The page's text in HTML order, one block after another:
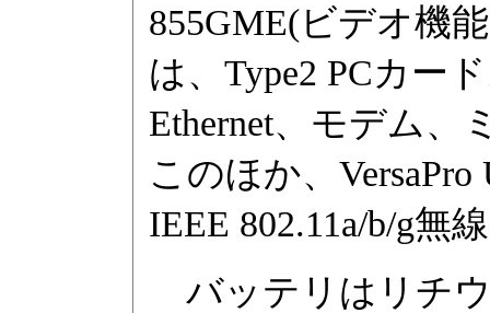
855GME(ビデオ機
は、Type2 PCカー
Ethernet、モデム、
このほか、
IEEE 802.11a/b/g無
バッテリはリチ